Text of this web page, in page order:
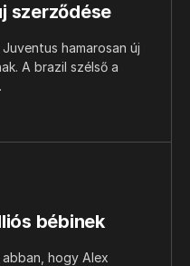
szerződése
hamarosan új
A brazil szélső a
bébinek
hogy Alex